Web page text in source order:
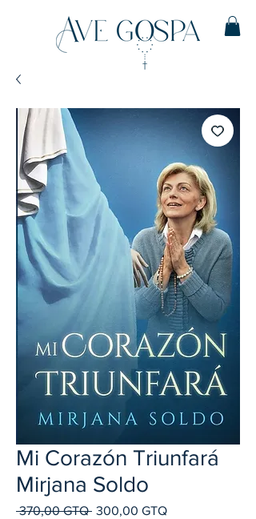
Mi Corazón Triunfará
Mirjana Soldo
370,00 GTQ Precio
300,00 GTQPrecio